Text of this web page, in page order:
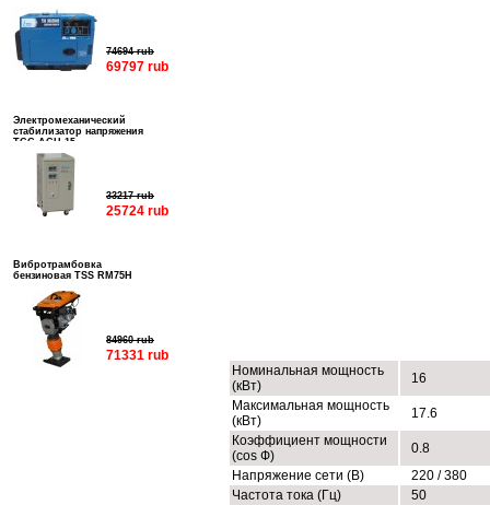
74694 rub
69797 rub
Электромеханический
стабилизатор напряжения
ТСС АСН-15
33217 rub
25724 rub
Вибротрамбовка
бензиновая TSS RM75H
84960 rub
71331 rub
Номинальная мощность
(кВт)
16
Максимальная мощность
(кВт)
17.6
Коэффициент мощности
(cos Ф)
0.8
Напряжение сети (В)
220 / 380
Частота тока (Гц)
50